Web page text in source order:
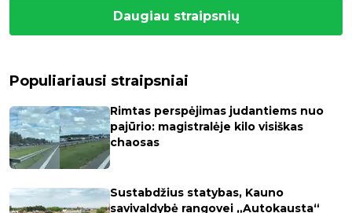
Daugiau straipsnių
Populiariausi straipsniai
Rimtas perspėjimas judantiems nuo
pajūrio: magistralėje kilo visiškas
chaosas
Sustabdžius statybas, Kauno
savivaldybė rangovei „Autokausta“